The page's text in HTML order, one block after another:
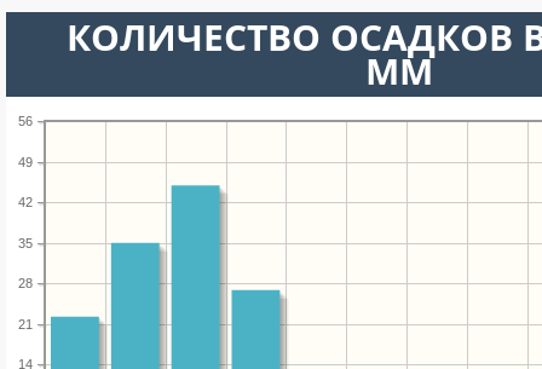
КОЛИЧЕСТВО ОСАДКОВ
ММ
14
21
28
35
42
49
56